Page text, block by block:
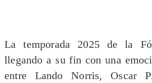
La temporada 2025 de la
llegando a su fin con una
entre Lando Norris, Oscar